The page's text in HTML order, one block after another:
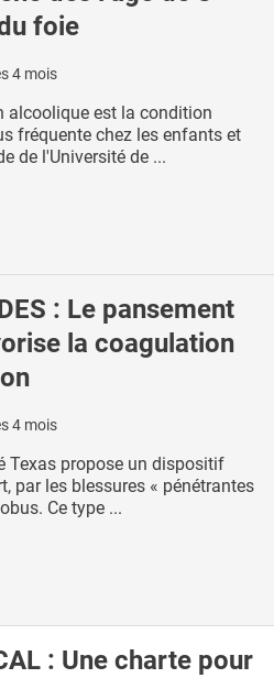
foie
4 mois
alcoolique est la condition
fréquente chez les enfants et
de l'Université de ...
: Le pansement
la coagulation
4 mois
Texas propose un dispositif
par les blessures « pénétrantes
Ce type ...
: Une charte pour